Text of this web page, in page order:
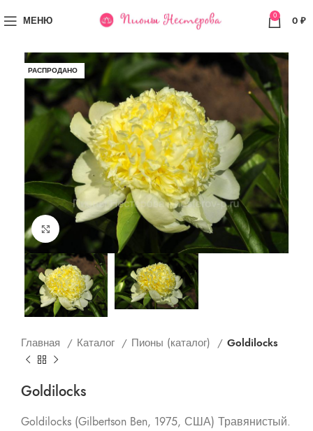
МЕНЮ 0 0 ₽
РАСПРОДАНО
Увеличить
Главная Каталог Пионы (каталог) Goldilocks
Goldilocks
Goldilocks (Gilbertson Ben, 1975, США) Травянистый.